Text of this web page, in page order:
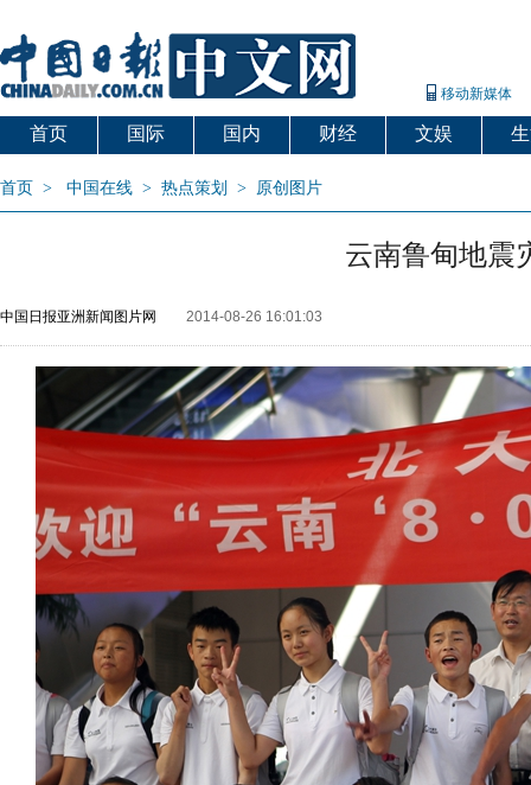
移动新媒体
首页 国际 国内 财经 文娱
首页 > 中国在线 > 热点策划 > 原创图片
云南鲁甸地震
中国日报亚洲新闻图片网 2014-08-26 16:01:03